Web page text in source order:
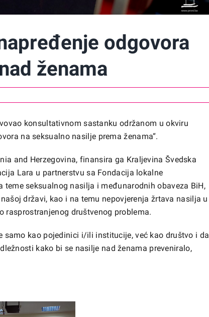
odgovora
ženama
konsultativnom sastanku održanom u okviru
na seksualno nasilje prema ženama“.
and Herzegovina, finansira ga Kraljevina Švedska
Lara u partnerstvu sa Fondacija lokalne
teme seksualnog nasilja i međunarodnih obaveza BiH,
državi, kao i na temu nepovjerenja žrtava nasilja u
rasprostranjenog društvenog problema.
samo kao pojedinici i/ili institucije, već kao društvo i da
kako bi se nasilje nad ženama preveniralo,